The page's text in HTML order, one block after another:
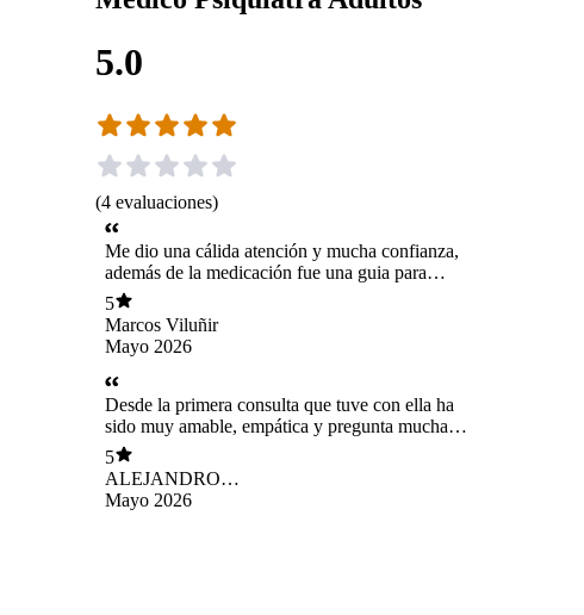
5.0
(4 evaluaciones)
Me dio una cálida atención y mucha confianza,
además de la medicación fue una guia para
entender lo que me está pasando y mejorar
5
Marcos Viluñir
Mayo 2026
Desde la primera consulta que tuve con ella ha
sido muy amable, empática y pregunta muchas
cosas para tener un panorama amplio de lo que
me pasa, explica muy bien todo. Atiende
principalmente en modo Teleconsulta lo que está
perfecto para quienes no podemos movernos
5
ALEJANDRO
DONOSO
Mayo 2026